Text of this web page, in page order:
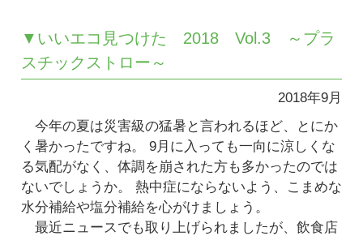
▼いいエコ見つけた 2018 Vol.3 ～プラ
スチックストロー～
2018年9月
今年の夏は災害級の猛暑と言われるほど、とにか
く暑かったですね。 9月に入っても一向に涼しくな
る気配がなく、体調を崩された方も多かったのでは
ないでしょうか。 熱中症にならないよう、こまめな
水分補給や塩分補給を心がけましょう。
最近ニュースでも取り上げられましたが、飲食店